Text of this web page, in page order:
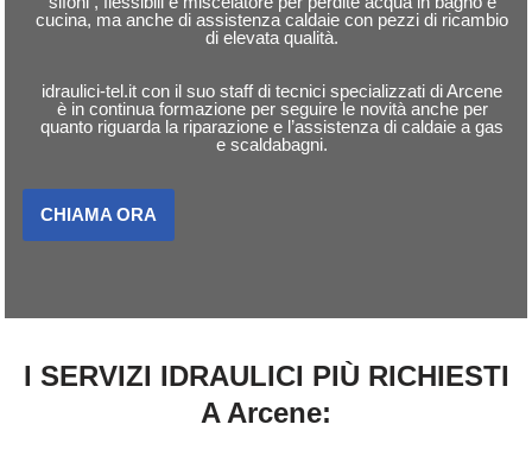
cucina, ma anche di assistenza caldaie con pezzi di ricambio
di elevata qualità.
idraulici-tel.it con il suo staff di tecnici specializzati di Arcene
è in continua formazione per seguire le novità anche per
quanto riguarda la riparazione e l’assistenza di caldaie a gas
e scaldabagni.
CHIAMA ORA
I SERVIZI IDRAULICI PIÙ RICHIESTI
A Arcene: